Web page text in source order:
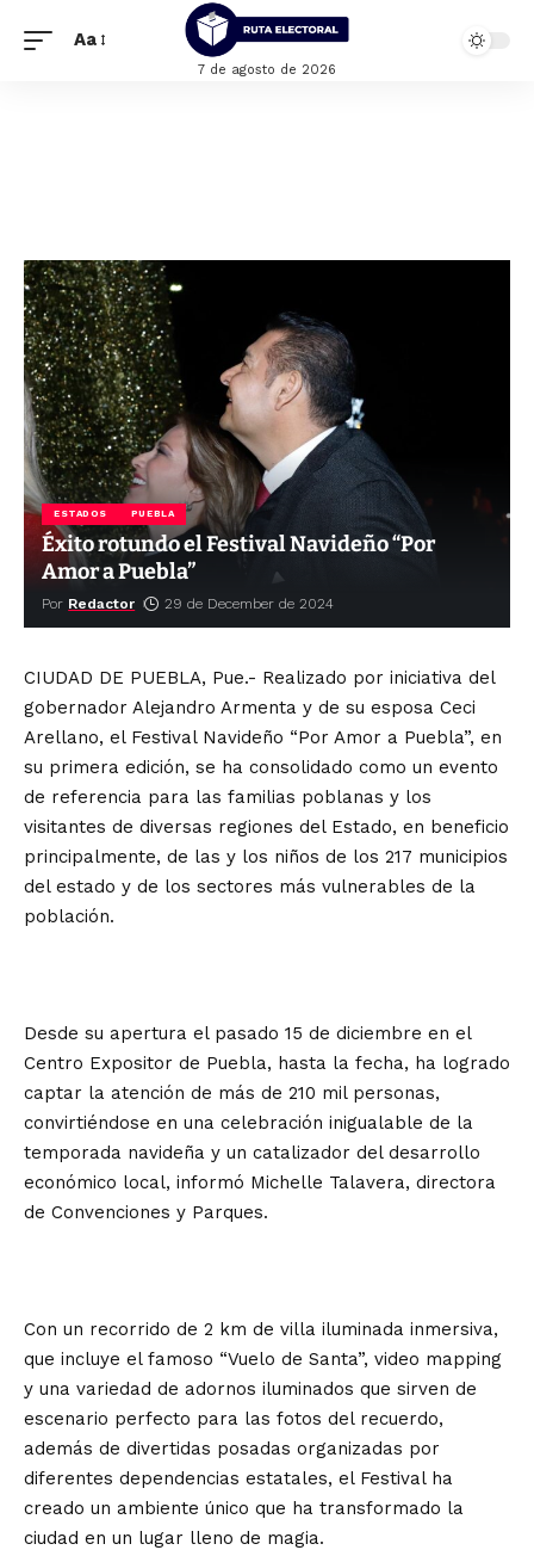
Aa
7 de agosto de 2026
ESTADOS PUEBLA
Éxito rotundo el Festival Navideño “Por
Amor a Puebla”
Por Redactor 29 de December de 2024
CIUDAD DE PUEBLA, Pue.- Realizado por iniciativa del
gobernador Alejandro Armenta y de su esposa Ceci
Arellano, el Festival Navideño “Por Amor a Puebla”, en
su primera edición, se ha consolidado como un evento
de referencia para las familias poblanas y los
visitantes de diversas regiones del Estado, en beneficio
principalmente, de las y los niños de los 217 municipios
del estado y de los sectores más vulnerables de la
población.
Desde su apertura el pasado 15 de diciembre en el
Centro Expositor de Puebla, hasta la fecha, ha logrado
captar la atención de más de 210 mil personas,
convirtiéndose en una celebración inigualable de la
temporada navideña y un catalizador del desarrollo
económico local, informó Michelle Talavera, directora
de Convenciones y Parques.
Con un recorrido de 2 km de villa iluminada inmersiva,
que incluye el famoso “Vuelo de Santa”, video mapping
y una variedad de adornos iluminados que sirven de
escenario perfecto para las fotos del recuerdo,
además de divertidas posadas organizadas por
diferentes dependencias estatales, el Festival ha
creado un ambiente único que ha transformado la
ciudad en un lugar lleno de magia.